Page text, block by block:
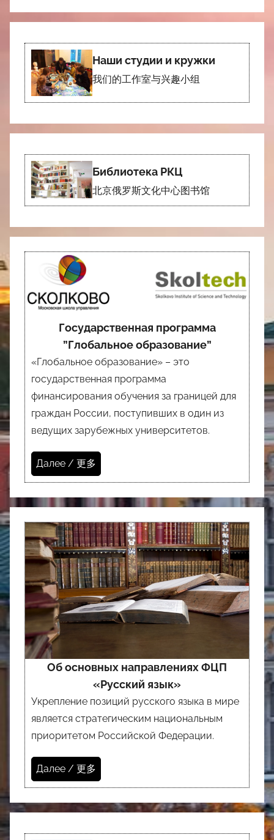
Наши студии и кружки
我们的工作室与兴趣小组
Библиотека РКЦ
北京俄罗斯文化中心图书馆
Государственная программа
”Глобальное образование”
«Глобальное образование» – это
государственная программа
финансирования обучения за границей для
граждан России, поступивших в один из
ведущих зарубежных университетов.
Далее / 更多
Об основных направлениях ФЦП
«Русский язык»
Укрепление позиций русского языка в мире
является стратегическим национальным
приоритетом Российской Федерации.
Далее / 更多